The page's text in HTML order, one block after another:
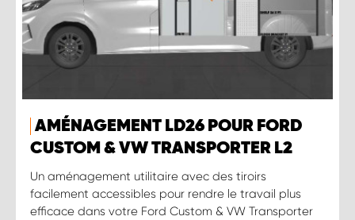
AMÉNAGEMENT LD26 POUR FORD
CUSTOM & VW TRANSPORTER L2
Un aménagement utilitaire avec des tiroirs
facilement accessibles pour rendre le travail plus
efficace dans votre Ford Custom & VW Transporter